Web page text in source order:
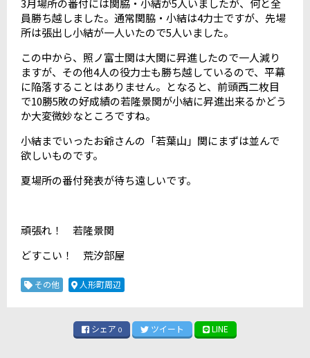
3月場所の番付には関脇・小結が5人いましたが、何と全
員勝ち越しました。通常関脇・小結は4力士ですが、先場
所は張出し小結が一人いたので5人いました。
この中から、照ノ富士関は大関に昇進したので一人減り
ますが、その他4人の役力士も勝ち越しているので、平幕
に陥落することはありません。となると、前頭西二枚目
で10勝5敗の好成績の若隆景関が小結に昇進出来るかどう
か大変微妙なところですね。
小結までいったお爺さんの「若葉山」関にまずは並んで
欲しいものです。
夏場所の番付発表が待ち遠しいです。
頑張れ！ 若隆景関
どすこい！ 荒汐部屋
その他 人形町周辺
シェア 0 ツイート LINE